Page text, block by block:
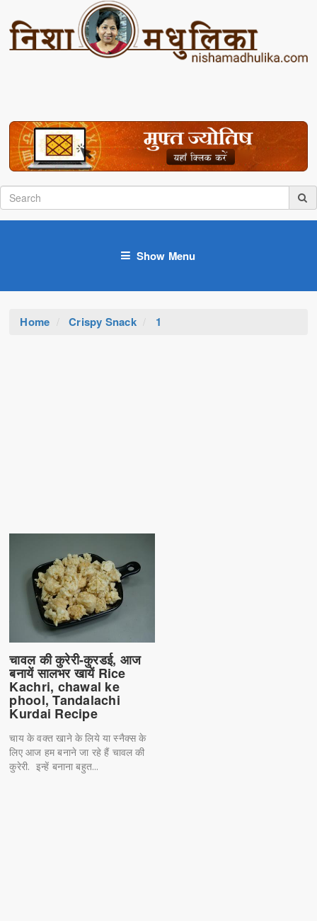
Show Menu
Home Crispy Snack 1
चावल की कुरेरी-कुरडई, आज
बनायें सालभर खायें Rice
Kachri, chawal ke
phool, Tandalachi
Kurdai Recipe
चाय के वक्त खाने के लिये या स्नैक्स के
लिए आज हम बनाने जा रहे हैं चावल की
कुरेरी. इन्हें बनाना बहुत...